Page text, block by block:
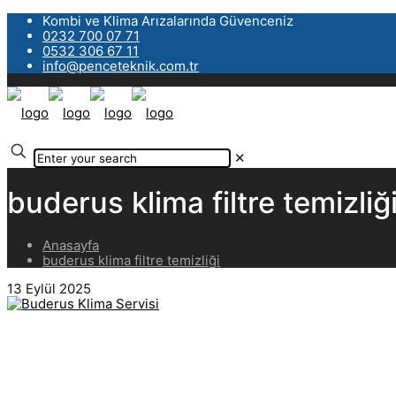
Kombi ve Klima Arızalarında Güvenceniz
0232 700 07 71
0532 306 67 11
info@penceteknik.com.tr
✕
buderus klima filtre
Anasayfa
buderus klima filtre temizliği
13 Eylül 2025